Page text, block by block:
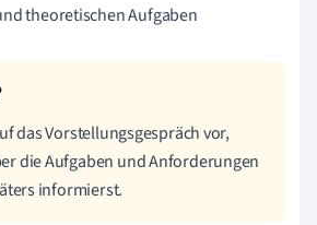
theoretischen Aufgaben
das Vorstellungsgespräch vor,
die Aufgaben und Anforderungen
informierst.